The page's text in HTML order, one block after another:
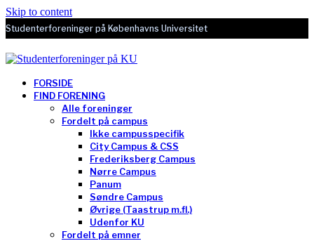
Skip to content
Studenterforeninger på Københavns Universitet
FORSIDE
FIND FORENING
Alle foreninger
Fordelt på campus
Ikke campusspecifik
City Campus & CSS
Frederiksberg Campus
Nørre Campus
Panum
Søndre Campus
Øvrige (Taastrup m.fl.)
Udenfor KU
Fordelt på emner